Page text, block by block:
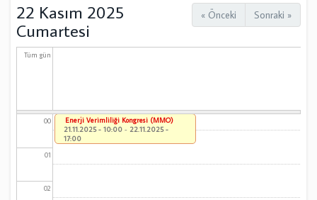
« Önceki Sonraki »
22 Kasım 2025
Cumartesi
Tüm gün
00
01
02
Enerji Verimliliği Kongresi (MMO)
21.11.2025 - 10:00 - 22.11.2025 -
17:00